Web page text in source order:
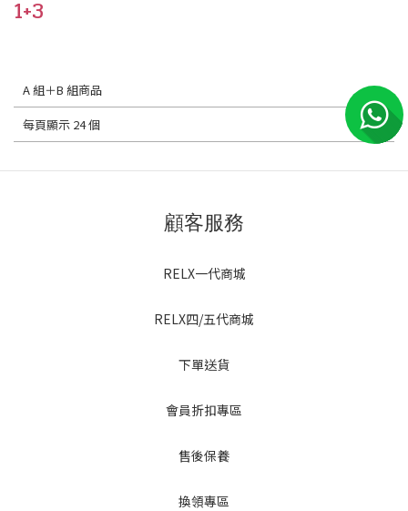
1+3
A 組＋B 組商品
每頁顯示 24 個
顧客服務
RELX一代商城
RELX四/五代商城
下單送貨
會員折扣專區
售後保養
換領專區